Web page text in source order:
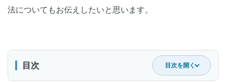
法についてもお伝えしたいと思います。
目次 目次を開く